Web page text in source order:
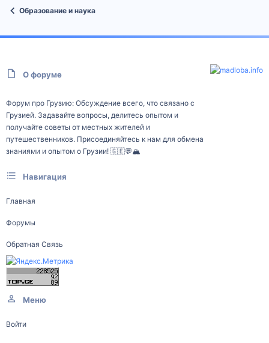
Образование и наука
О форуме
Форум про Грузию: Обсуждение всего, что связано с
Грузией. Задавайте вопросы, делитесь опытом и
получайте советы от местных жителей и
путешественников. Присоединяйтесь к нам для обмена
знаниями и опытом о Грузии! 🇬🇪💬🏔️
Навигация
Главная
Форумы
Обратная Связь
Меню
Войти